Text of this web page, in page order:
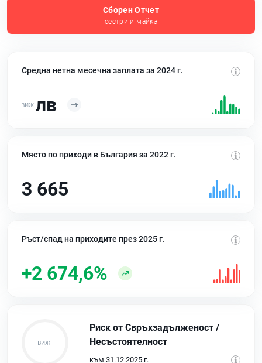
Сборен Отчет
сестри и майка
Средна нетна месечна заплата за 2024 г.
лв
Място по приходи в България за 2022 г.
3 665
Ръст/спад на приходите през 2025 г.
+2 674,6%
Риск от Свръхзадълженост /
Несъстоятелност
към 31.12.2025 г.